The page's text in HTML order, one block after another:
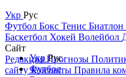
Укр Рус
Футбол Бокс Тенис Биатлон
Баскетбол Хокей Волейбол
Сайт
РедакцияПрогнозы
сайтуКонтакты Правила
УкрРус
Футбол